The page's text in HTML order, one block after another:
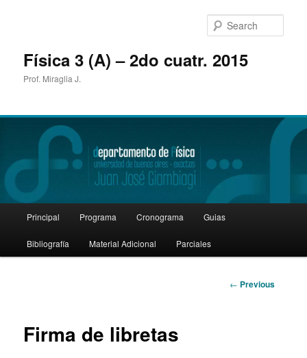
Física 3 (A) – 2do cuatr. 2015
Prof. Miraglia J.
Skip
to
Principal Programa Cronograma Guias
Bibliografía Material Adicional Parciales
Post
← Previous
Firma de libretas